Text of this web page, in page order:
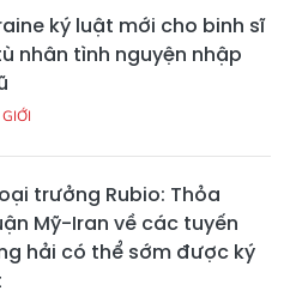
ký luật mới cho binh sĩ
nhân tình nguyện nhập
trưởng Rubio: Thỏa
Mỹ-Iran về các tuyến
hải có thể sớm được ký